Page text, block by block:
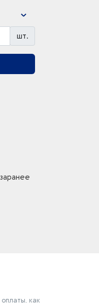
шт.
как